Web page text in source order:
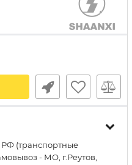
РФ (транспортные
- МО, г.Реутов,